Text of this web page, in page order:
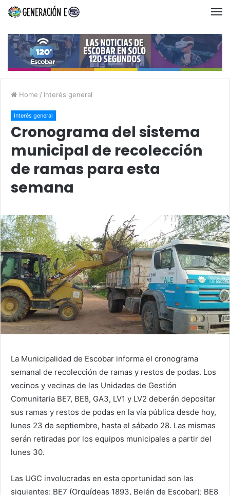
Home / Interés general
Interés general
Cronograma del sistema
municipal de recolección
de ramas para esta
semana
La Municipalidad de Escobar informa el cronograma
semanal de recolección de ramas y restos de podas. Los
vecinos y vecinas de las Unidades de Gestión
Comunitaria BE7, BE8, GA3, LV1 y LV2 deberán depositar
sus ramas y restos de podas en la vía pública desde hoy,
lunes 23 de septiembre, hasta el sábado 28. Las mismas
serán retiradas por los equipos municipales a partir del
lunes 30.
Las UGC involucradas en esta oportunidad son las
siguientes: BE7 (Orquídeas 1893, Belén de Escobar); BE8